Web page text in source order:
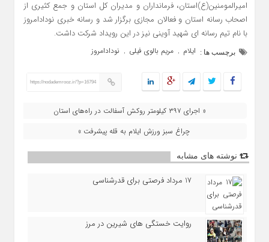
امیرالمومنین(ع)استان، فرمانداران و مدیران کل استان و جمع کثیری از
اصحاب رسانه استان و فعالان مجازی برگزار شد و رسانه خبری نودادامروز
با نام تیم رسانه ای شهید آوینی نیز در این رویداد شرکت داشت.
برچسب ها : ایلام , مریم بالوی فیلی , نودادامروز
https://nodademrooz.ir/?p=16794
« اجرای ۳۹۷ کیلومتر روکش آسفالت در راه‌های استان
چراغ سبز ورزش ایلام به قله پیشرفت »
نوشته های مشابه
17 مرداد فرصتی برای قدرشناسی
روایت خستگی‌ های شیرین در مرز